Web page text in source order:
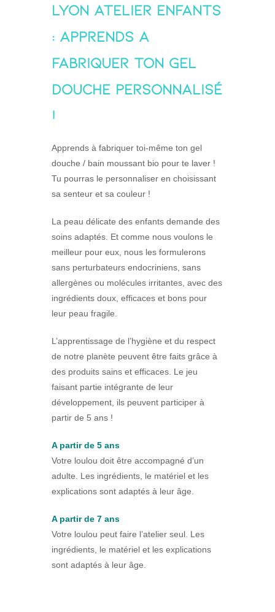
LYON Atelier Enfants
: Apprends à
fabriquer ton gel
douche personnalisé
!
Apprends à fabriquer toi-même ton gel
douche / bain moussant bio pour te laver !
Tu pourras le personnaliser en choisissant
sa senteur et sa couleur !
La peau délicate des enfants demande des
soins adaptés. Et comme nous voulons le
meilleur pour eux, nous les formulerons
sans perturbateurs endocriniens, sans
allergènes ou molécules irritantes, avec des
ingrédients doux, efficaces et bons pour
leur peau fragile.
L’apprentissage de l’hygiène et du respect
de notre planète peuvent être faits grâce à
des produits sains et efficaces. Le jeu
faisant partie intégrante de leur
développement, ils peuvent participer à
partir de 5 ans !
A partir de 5 ans
Votre loulou doit être accompagné d’un
adulte. Les ingrédients, le matériel et les
explications sont adaptés à leur âge.
A partir de 7 ans
Votre loulou peut faire l’atelier seul. Les
ingrédients, le matériel et les explications
sont adaptés à leur âge.